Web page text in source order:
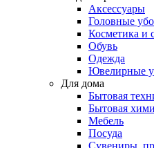
Аксессуары
Головные
Косметика и
Обувь
Одежда
Ювелирные
Для дома
Бытовая
Бытовая
Мебель
Посуда
Сувениры,